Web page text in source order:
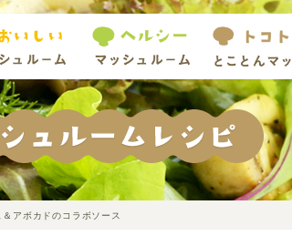
アボカドのコラボソース